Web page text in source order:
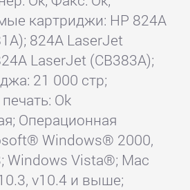
картриджи: HP 824A
824A LaserJet
LaserJet (CB383A);
21 000 стр;
Ok
Операционная
Windows® 2000,
Windows Vista®; Mac
v10.4 и выше;